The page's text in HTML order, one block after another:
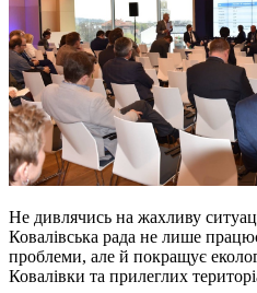
Не дивлячись на жахливу
Ковалівська рада не лише
проблеми, але й покращує
Ковалівки та прилеглих